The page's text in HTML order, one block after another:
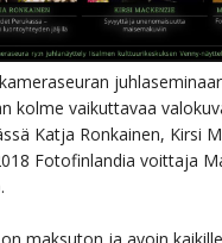
kolme vaikuttavaa
Katja Ronkainen, Kirsi
Fotofinlandia voittaja
maksuton ja avoin